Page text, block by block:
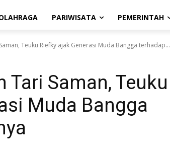
PARIWISATA PEMERINTAH
Teuku Riefky ajak Generasi Muda Bangga terhadap...
Saman, Teuku
Muda Bangga